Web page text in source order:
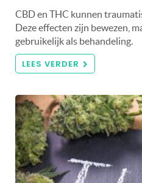
CBD en THC kunnen
Deze effecten zijn bewezen,
gebruikelijk als behandeling.
LEES VERDER